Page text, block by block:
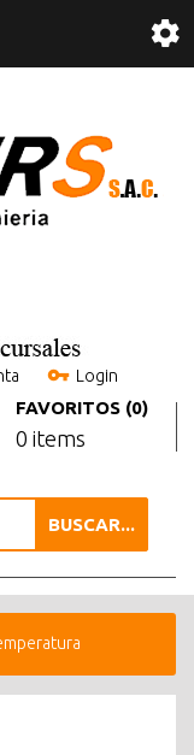
Login
FAVORITOS (0)
0 items
BUSCAR...